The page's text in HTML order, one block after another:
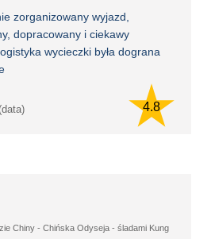
zorganizowany wyjazd,
dopracowany i ciekawy
wycieczki była dograna
4.8
Chiny - Chińska Odyseja - śladami Kung